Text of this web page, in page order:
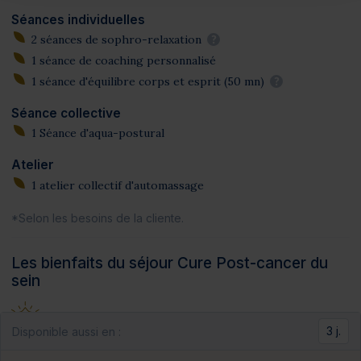
Disponible aussi en : 3 j.
Séances individuelles
2 séances de sophro-relaxation
1 séance de coaching personnalisé
1 séance d'équilibre corps et esprit (50 mn)
Séance collective
1 Séance d'aqua-postural
Atelier
1 atelier collectif d'automassage
*Selon les besoins de la cliente.
Les bienfaits du séjour Cure Post-cancer du
sein